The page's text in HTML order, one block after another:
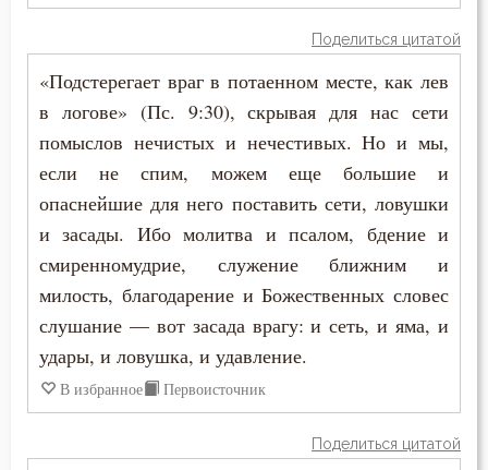
Отчаяние
Плач
Покаяние
Пост
Прошение
Ревность по Богу
Ерм
Игнатий Брянчанинов
Иоанн Дамаскин
Иоанн Златоуст
Иоанн Карпафский
Иоанн Кассиан Римлянин
Иоанн Лествичник
Поделиться цитатой
«Подстерегает враг в потаенном месте, как лев
в логове» (Пс. 9:30), скрывая для нас сети
помыслов нечистых и нечестивых. Но и мы,
если не спим, можем еще большие и
опаснейшие для него поставить сети, ловушки
и засады. Ибо молитва и псалом, бдение и
смиренномудрие, служение ближним и
милость, благодарение и Божественных словес
слушание — вот засада врагу: и сеть, и яма, и
удары, и ловушка, и удавление.
В избранное Первоисточник
Поделиться цитатой